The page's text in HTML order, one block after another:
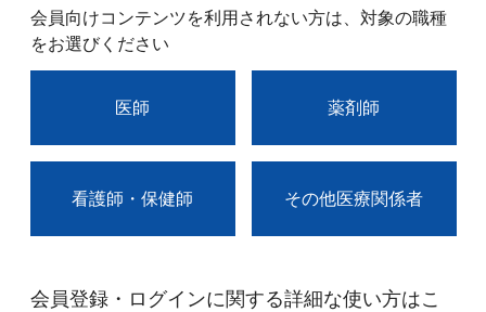
会員向けコンテンツを利用されない方は、対象の職種
をお選びください
医師 薬剤師
看護師・保健師 その他医療関係者
会員登録・ログインに関する詳細な使い方はこ